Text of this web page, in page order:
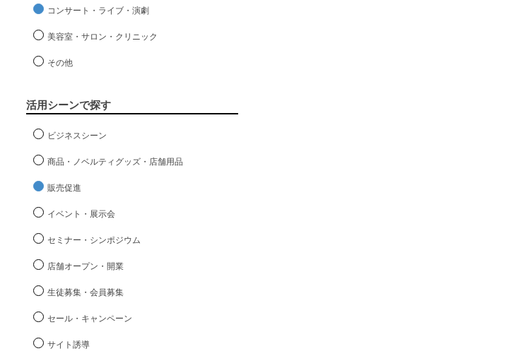
コンサート・ライブ・演劇
美容室・サロン・クリニック
その他
活用シーンで探す
ビジネスシーン
商品・ノベルティグッズ・店舗用品
販売促進
イベント・展示会
セミナー・シンポジウム
店舗オープン・開業
生徒募集・会員募集
セール・キャンペーン
サイト誘導